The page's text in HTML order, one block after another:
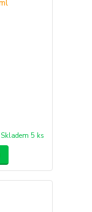
Skladem 5 ks